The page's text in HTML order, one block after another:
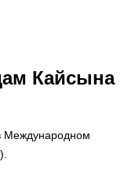
Кайсына
Международном